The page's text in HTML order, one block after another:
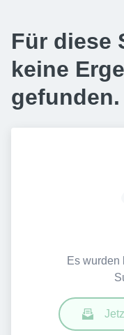
Für diese
keine
gefunden.
Es wurden